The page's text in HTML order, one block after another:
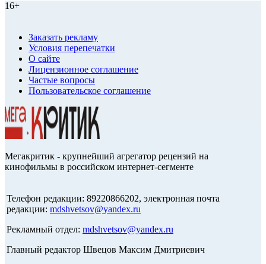
16+
Заказать рекламу
Условия перепечатки
О сайте
Лицензионное соглашение
Частые вопросы
Пользовательское соглашение
Мегакритик - крупнейший агрегатор рецензий на
кинофильмы в российском интернет-сегменте
Телефон редакции: 89220866202, электронная почта
редакции: mdshvetsov@yandex.ru
Рекламный отдел: mdshvetsov@yandex.ru
Главный редактор Швецов Максим Дмитриевич